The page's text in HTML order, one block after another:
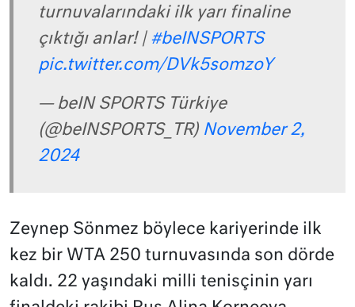
turnuvalarındaki ilk yarı finaline
çıktığı anlar! | #beINSPORTS
pic.twitter.com/DVk5somzoY
— beIN SPORTS Türkiye
(@beINSPORTS_TR) November 2,
2024
Zeynep Sönmez böylece kariyerinde ilk
kez bir WTA 250 turnuvasında son dörde
kaldı. 22 yaşındaki milli tenisçinin yarı